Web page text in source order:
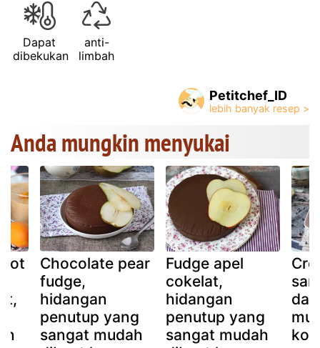
Dapat
dibekukan
anti-
limbah
Petitchef_ID
Anda mungkin menyukai
Chocolate pear
fudge,
hidangan
penutup yang
sangat mudah
Fudge apel
cokelat,
hidangan
penutup yang
sangat mudah